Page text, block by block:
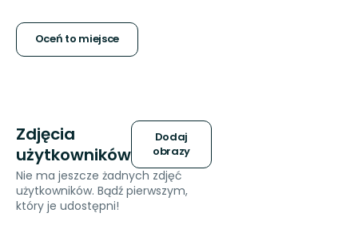
gwiazdek
Oceń to miejsce
Zdjęcia
użytkowników
Dodaj
obrazy
Nie ma jeszcze żadnych zdjęć
użytkowników. Bądź pierwszym,
który je udostępni!